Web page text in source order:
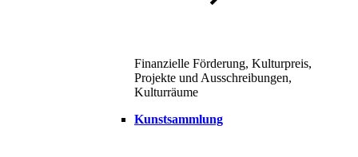
Finanzielle Förderung, Kulturpreis,
Projekte und Ausschreibungen,
Kulturräume
Kunstsammlung